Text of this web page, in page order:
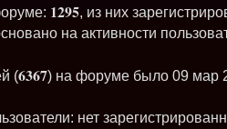
1295, из них
на активности
(6367) на форуме было 09 мар
нет